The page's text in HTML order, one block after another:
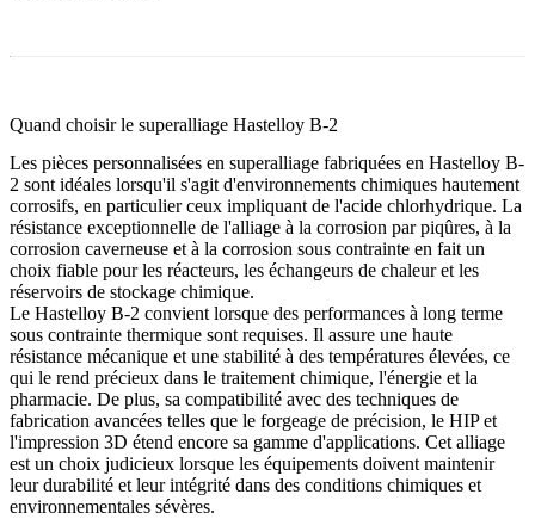
Quand choisir le superalliage Hastelloy B-2
Les pièces personnalisées en superalliage fabriquées en Hastelloy B-
2 sont idéales lorsqu'il s'agit d'environnements chimiques hautement
corrosifs, en particulier ceux impliquant de l'acide chlorhydrique. La
résistance exceptionnelle de l'alliage à la corrosion par piqûres, à la
corrosion caverneuse et à la corrosion sous contrainte en fait un
choix fiable pour les réacteurs, les échangeurs de chaleur et les
réservoirs de stockage chimique.
Le Hastelloy B-2 convient lorsque des performances à long terme
sous contrainte thermique sont requises. Il assure une haute
résistance mécanique et une stabilité à des températures élevées, ce
qui le rend précieux dans le traitement chimique, l'énergie et la
pharmacie. De plus, sa compatibilité avec des techniques de
fabrication avancées telles que le forgeage de précision, le HIP et
l'impression 3D étend encore sa gamme d'applications. Cet alliage
est un choix judicieux lorsque les équipements doivent maintenir
leur durabilité et leur intégrité dans des conditions chimiques et
environnementales sévères.